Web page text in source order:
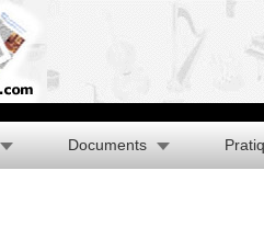
Documents